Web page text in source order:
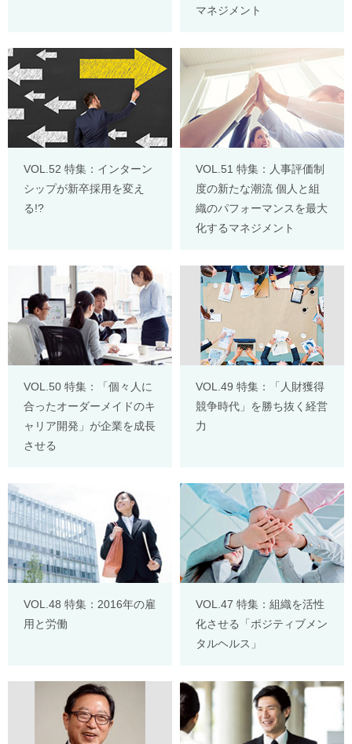
マネジメント
VOL.52 特集：インターン
シップが新卒採用を変え
る!?
VOL.51 特集：人事評価制
度の新たな潮流 個人と組
織のパフォーマンスを最大
化するマネジメント
VOL.50 特集：「個々人に
合ったオーダーメイドのキ
ャリア開発」が企業を成長
させる
VOL.49 特集：「人財獲得
競争時代」を勝ち抜く経営
力
VOL.48 特集：2016年の雇
用と労働
VOL.47 特集：組織を活性
化させる「ポジティブメン
タルヘルス」